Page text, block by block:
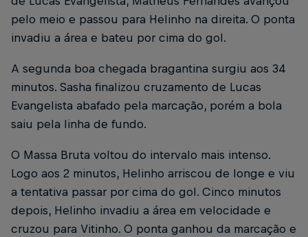
pelo meio e passou para Helinho na direita. O ponta
invadiu a área e bateu por cima do gol.
A segunda boa chegada bragantina surgiu aos 34
minutos. Sasha finalizou cruzamento de Lucas
Evangelista abafado pela marcação, porém a bola
saiu pela linha de fundo.
O Massa Bruta voltou do intervalo mais intenso.
Logo aos 2 minutos, Helinho arriscou de longe e viu
a tentativa passar por cima do gol. Cinco minutos
depois, Helinho invadiu a área em velocidade e
cruzou para Vitinho. O ponta ganhou da marcação e